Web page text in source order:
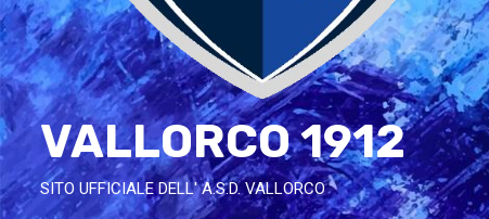
VALLORCO 1912
SITO UFFICIALE DELL' A.S.D. VALLORCO